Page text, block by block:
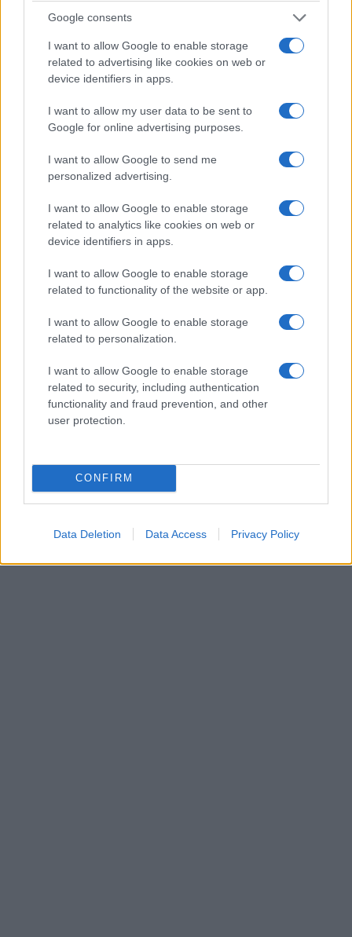
Google consents
I want to allow Google to enable storage
related to advertising like cookies on web or
device identifiers in apps.
I want to allow my user data to be sent to
Google for online advertising purposes.
I want to allow Google to send me
personalized advertising.
I want to allow Google to enable storage
related to analytics like cookies on web or
device identifiers in apps.
I want to allow Google to enable storage
related to functionality of the website or app.
I want to allow Google to enable storage
related to personalization.
I want to allow Google to enable storage
related to security, including authentication
functionality and fraud prevention, and other
user protection.
CONFIRM
Data Deletion Data Access Privacy Policy
Hellcata. A ma sześć
Piotr Zajt
ZDJĘĆ
mieć znacznie więcej
zalet, niż się po nim
spodziewałem. Test
Marcin Napieraj
dala od Detroit. Tak
powstał Ford Fathom za